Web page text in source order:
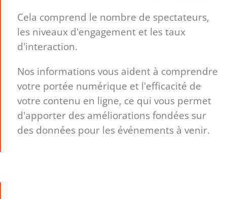
Cela comprend le nombre de spectateurs,
les niveaux d'engagement et les taux
d'interaction.
Nos informations vous aident à comprendre
votre portée numérique et l'efficacité de
votre contenu en ligne, ce qui vous permet
d'apporter des améliorations fondées sur
des données pour les événements à venir.